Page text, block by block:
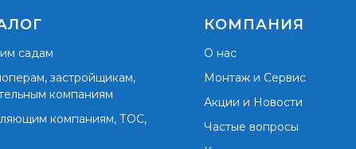
садам
застройщикам,
компаниям
компаниям, ТОС,
КОМПАНИЯ
О нас
Монтаж и Сервис
Акции и Новости
Частые вопросы